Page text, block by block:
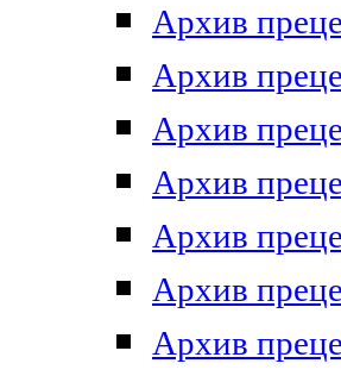
Архив
Архив
Архив
Архив
Архив
Архив
Архив